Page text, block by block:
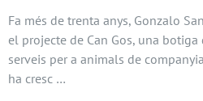
Fa més de trenta anys, Gonzalo
el projecte de Can Gos, una
serveis per a animals de
ha cresc …